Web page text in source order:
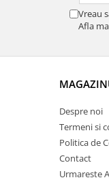
Vreau
Afla
Despre noi
Termeni si
Politica de
Contact
Urmareste